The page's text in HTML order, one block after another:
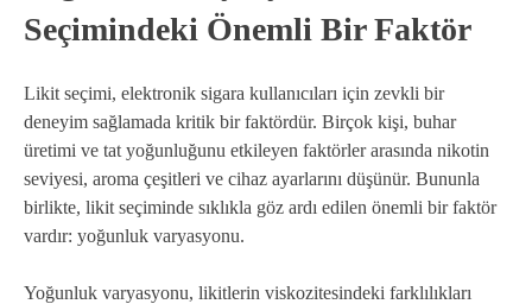
Seçimindeki Önemli Bir Faktör
Likit seçimi, elektronik sigara kullanıcıları için zevkli bir
deneyim sağlamada kritik bir faktördür. Birçok kişi, buhar
üretimi ve tat yoğunluğunu etkileyen faktörler arasında nikotin
seviyesi, aroma çeşitleri ve cihaz ayarlarını düşünür. Bununla
birlikte, likit seçiminde sıklıkla göz ardı edilen önemli bir faktör
vardır: yoğunluk varyasyonu.
Yoğunluk varyasyonu, likitlerin viskozitesindeki farklılıkları